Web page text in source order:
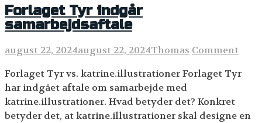
Forlaget Tyr indgår
samarbejdsaftale
august 22, 2024august 22, 2024Thomas Comment
Forlaget Tyr vs. katrine.illustrationer Forlaget Tyr
har indgået aftale om samarbejde med
katrine.illustrationer. Hvad betyder det? Konkret
betyder det, at katrine.illustrationer skal designe en